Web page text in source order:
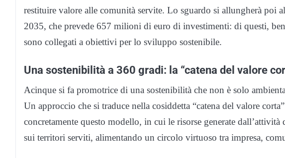
restituire valore alle comunità servite. Lo sguardo si allungherà poi
2035, che prevede 657 milioni di euro di investimenti: di questi,
sono collegati a obiettivi per lo sviluppo sostenibile.
Una sostenibilità a 360 gradi: la “catena del valore
Acinque si fa promotrice di una sostenibilità che non è solo
Un approccio che si traduce nella cosiddetta “catena del valore
concretamente questo modello, in cui le risorse generate
sui territori serviti, alimentando un circolo virtuoso tra impresa,